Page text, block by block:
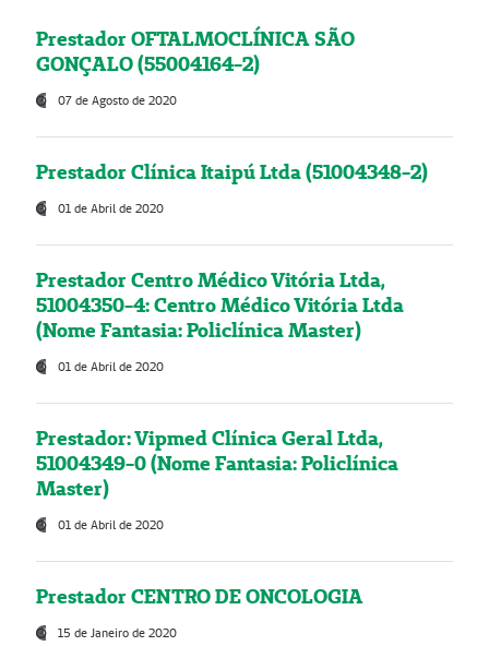
Prestador OFTALMOCLÍNICA SÃO
GONÇALO (55004164-2)
07 de Agosto de 2020
Prestador Clínica Itaipú Ltda (51004348-2)
01 de Abril de 2020
Prestador Centro Médico Vitória Ltda,
51004350-4: Centro Médico Vitória Ltda
(Nome Fantasia: Policlínica Master)
01 de Abril de 2020
Prestador: Vipmed Clínica Geral Ltda,
51004349-0 (Nome Fantasia: Policlínica
Master)
01 de Abril de 2020
Prestador CENTRO DE ONCOLOGIA
15 de Janeiro de 2020